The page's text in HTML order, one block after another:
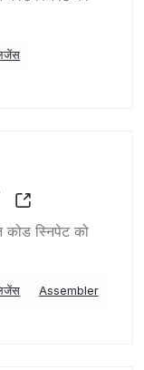
स्निपेट को
Assembler